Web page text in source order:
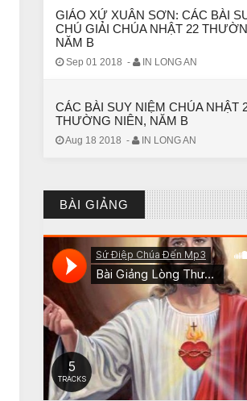
GIÁO XỨ XUÂN SƠN: CÁC BÀI
CHÚ GIẢI CHÚA NHẬT 22
NĂM B
Sep 01 2018 - IN LONG AN
CÁC BÀI SUY NIỆM CHÚA NHẬT
THƯỜNG NIÊN, NĂM B
Aug 18 2018 - IN LONG AN
BÀI GIẢNG
CÔ BÉ BÁN DIÊM